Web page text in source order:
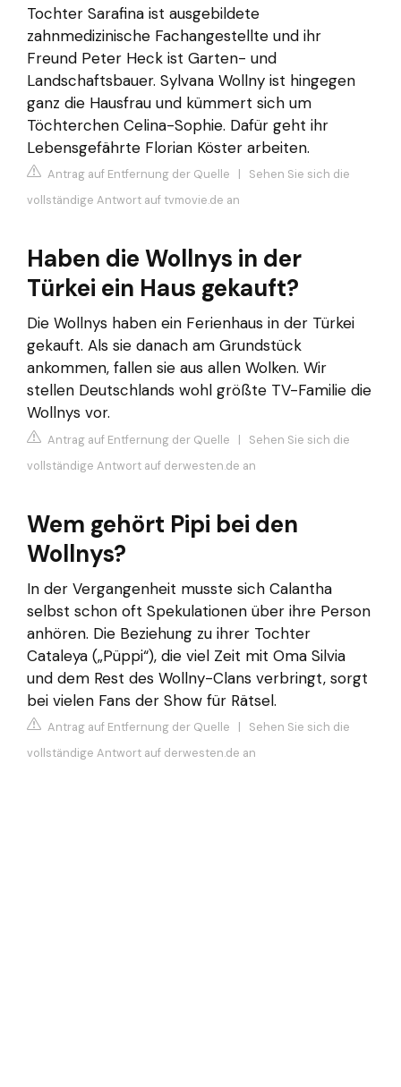
Tochter Sarafina ist ausgebildete
zahnmedizinische Fachangestellte und ihr
Freund Peter Heck ist Garten- und
Landschaftsbauer. Sylvana Wollny ist hingegen
ganz die Hausfrau und kümmert sich um
Töchterchen Celina-Sophie. Dafür geht ihr
Lebensgefährte Florian Köster arbeiten.
Antrag auf Entfernung der Quelle | Sehen Sie sich die
vollständige Antwort auf tvmovie.de an
Haben die Wollnys in der
Türkei ein Haus gekauft?
Die Wollnys haben ein Ferienhaus in der Türkei
gekauft. Als sie danach am Grundstück
ankommen, fallen sie aus allen Wolken. Wir
stellen Deutschlands wohl größte TV-Familie die
Wollnys vor.
Antrag auf Entfernung der Quelle | Sehen Sie sich die
vollständige Antwort auf derwesten.de an
Wem gehört Pipi bei den
Wollnys?
In der Vergangenheit musste sich Calantha
selbst schon oft Spekulationen über ihre Person
anhören. Die Beziehung zu ihrer Tochter
Cataleya („Püppi“), die viel Zeit mit Oma Silvia
und dem Rest des Wollny-Clans verbringt, sorgt
bei vielen Fans der Show für Rätsel.
Antrag auf Entfernung der Quelle | Sehen Sie sich die
vollständige Antwort auf derwesten.de an